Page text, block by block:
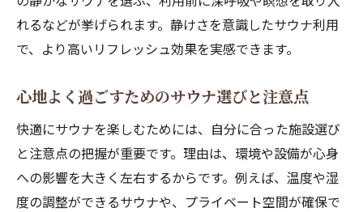
れるなどが挙げられます。静けさを意識したサウナ利用
で、より高いリフレッシュ効果を実感できます。
心地よく過ごすためのサウナ選びと注意点
快適にサウナを楽しむためには、自分に合った施設選び
と注意点の把握が重要です。理由は、環境や設備が心身
への影響を大きく左右するからです。例えば、温度や湿
度の調整ができるサウナや、プライベート空間が確保で